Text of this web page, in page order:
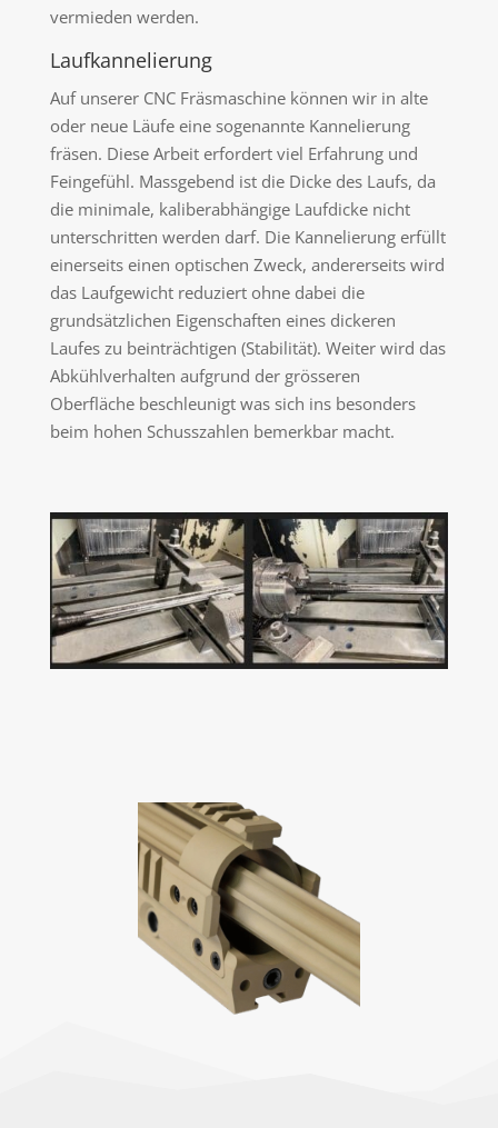
vermieden werden.
Laufkannelierung
Auf unserer CNC Fräsmaschine können wir in alte
oder neue Läufe eine sogenannte Kannelierung
fräsen. Diese Arbeit erfordert viel Erfahrung und
Feingefühl. Massgebend ist die Dicke des Laufs, da
die minimale, kaliberabhängige Laufdicke nicht
unterschritten werden darf. Die Kannelierung erfüllt
einerseits einen optischen Zweck, andererseits wird
das Laufgewicht reduziert ohne dabei die
grundsätzlichen Eigenschaften eines dickeren
Laufes zu beinträchtigen (Stabilität). Weiter wird das
Abkühlverhalten aufgrund der grösseren
Oberfläche beschleunigt was sich ins besonders
beim hohen Schusszahlen bemerkbar macht.